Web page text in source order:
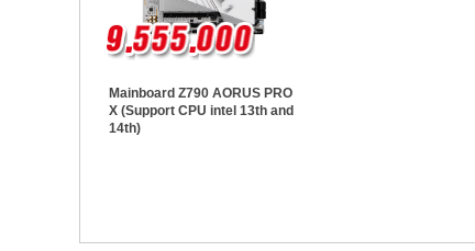
Mainboard Z790 AORUS PRO
X (Support CPU intel 13th and
14th)